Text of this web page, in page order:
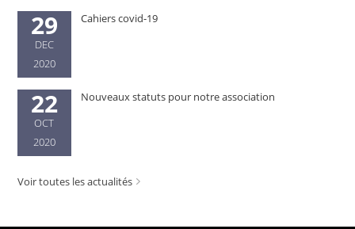
29
DEC
2020
Cahiers covid-19
22
OCT
2020
Nouveaux statuts pour notre association
Voir toutes les actualités